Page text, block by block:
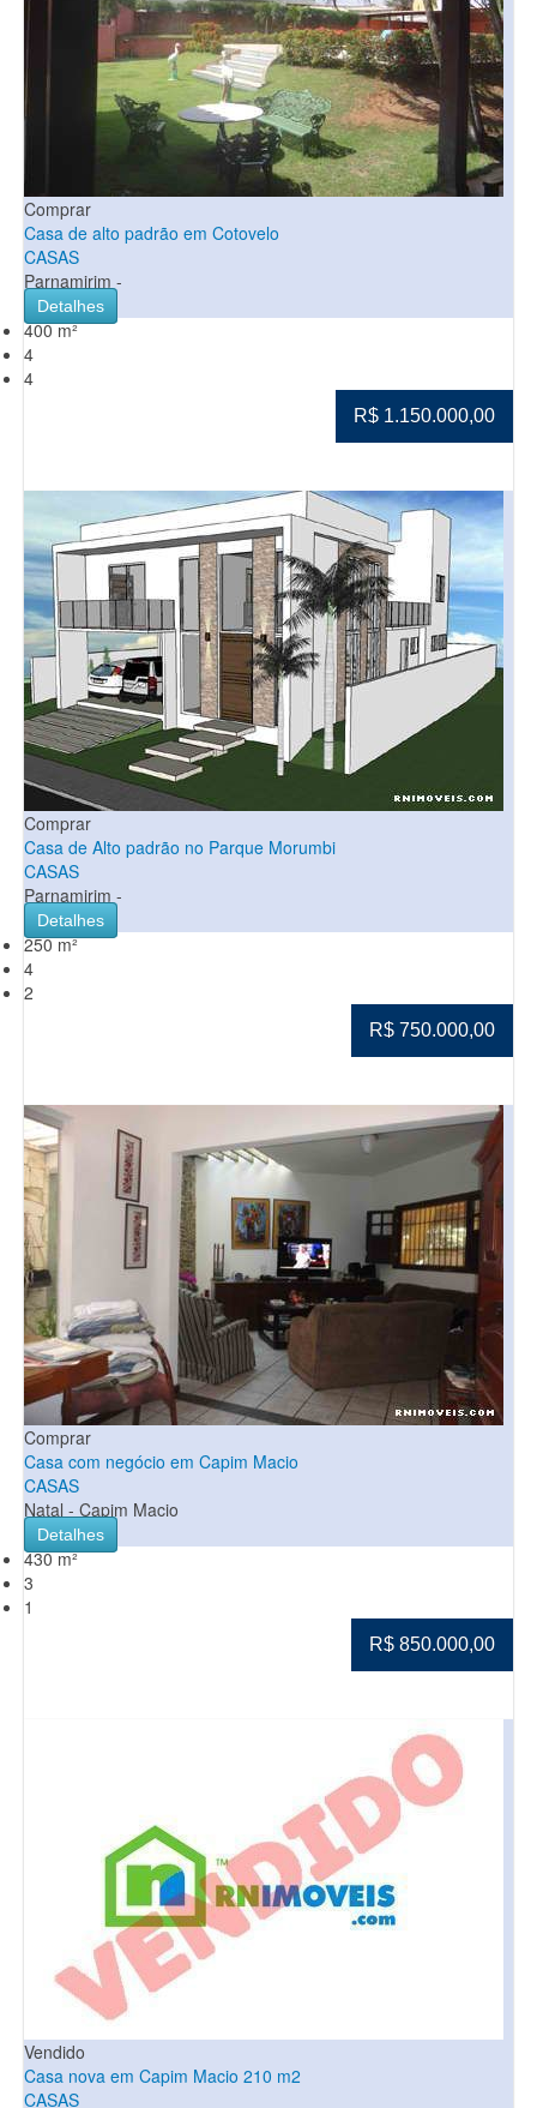
Comprar
Casa de alto padrão em Cotovelo
CASAS
Parnamirim -
Detalhes
400 m²
4
4
R$ 1.150.000,00
Comprar
Casa de Alto padrão no Parque Morumbi
CASAS
Parnamirim -
Detalhes
250 m²
4
2
R$ 750.000,00
Comprar
Casa com negócio em Capim Macio
CASAS
Natal - Capim Macio
Detalhes
430 m²
3
1
R$ 850.000,00
Vendido
Casa nova em Capim Macio 210 m2
CASAS